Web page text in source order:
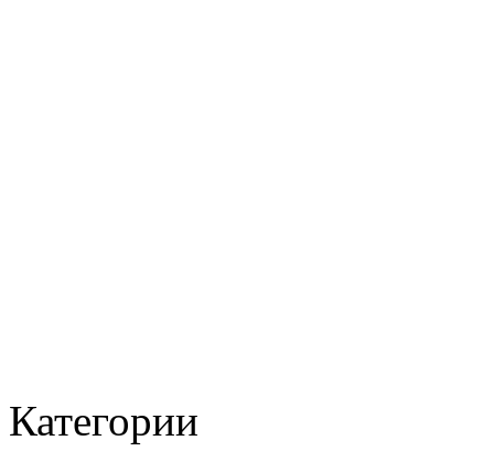
Категории